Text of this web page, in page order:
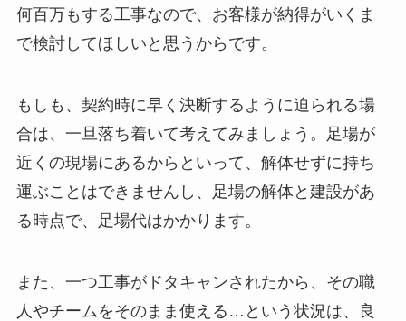
何百万もする工事なので、お客様が納得がいくま
で検討してほしいと思うからです。
もしも、契約時に早く決断するように迫られる場
合は、一旦落ち着いて考えてみましょう。足場が
近くの現場にあるからといって、解体せずに持ち
運ぶことはできませんし、足場の解体と建設があ
る時点で、足場代はかかります。
また、一つ工事がドタキャンされたから、その職
人やチームをそのまま使える…という状況は、良